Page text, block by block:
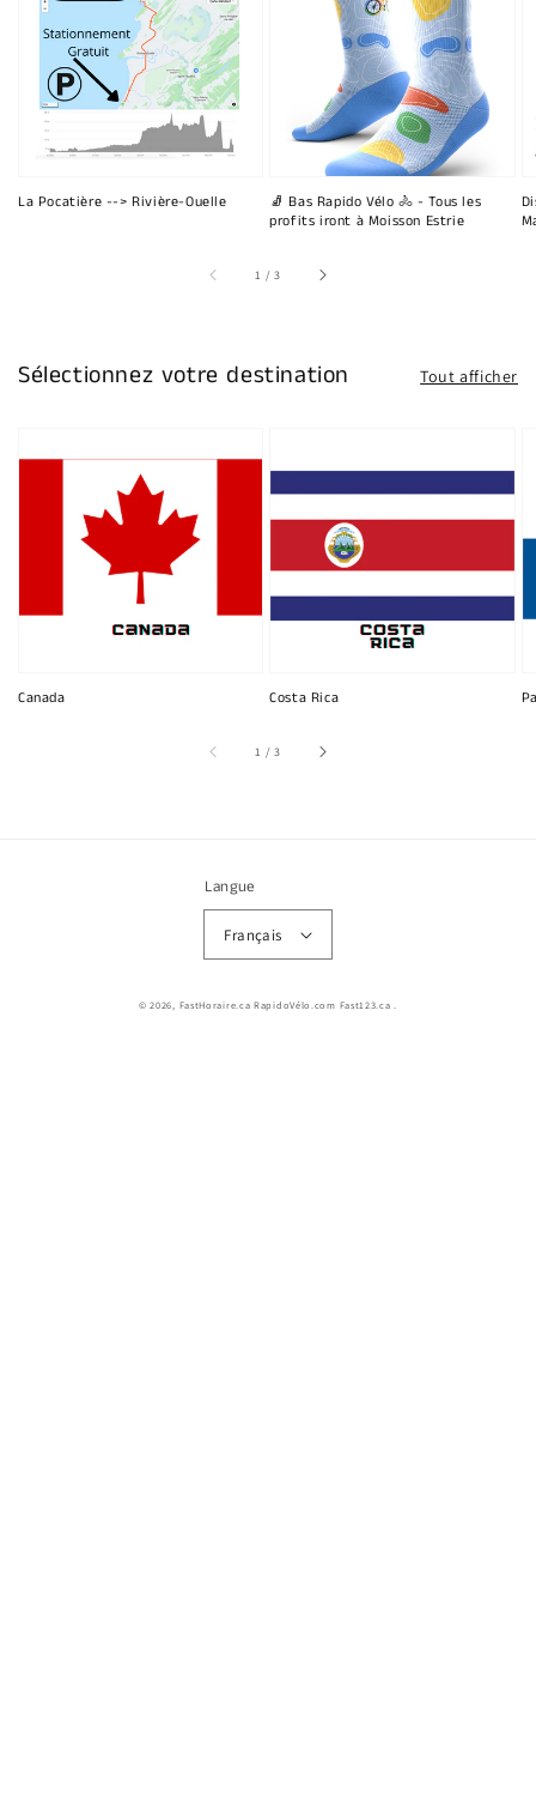
La Pocatière --> Rivière-Ouelle
🧦 Bas Rapido Vélo 🚴 - Tous les
profits iront à Moisson Estrie
1 /sur
3
Sélectionnez votre destination Tout afficher
Canada Costa Rica
1 /sur
3
Langue
Français
© 2026, FastHoraire.ca RapidoVélo.com Fast123.ca